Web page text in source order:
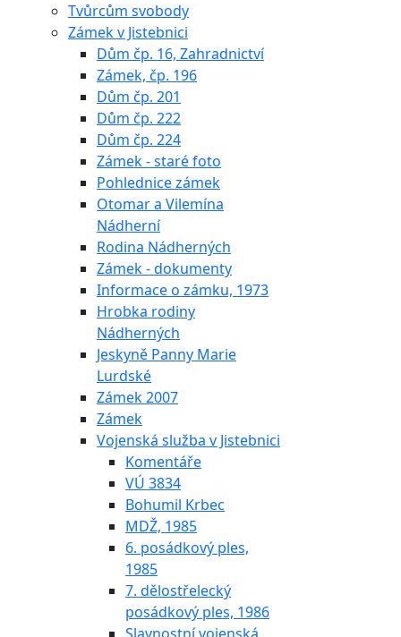
Tvůrcům svobody
Zámek v Jistebnici
Dům čp. 16, Zahradnictví
Zámek, čp. 196
Dům čp. 201
Dům čp. 222
Dům čp. 224
Zámek - staré foto
Pohlednice zámek
Otomar a Vilemína
Nádherní
Rodina Nádherných
Zámek - dokumenty
Informace o zámku, 1973
Hrobka rodiny
Nádherných
Jeskyně Panny Marie
Lurdské
Zámek 2007
Zámek
Vojenská služba v Jistebnici
Komentáře
VÚ 3834
Bohumil Krbec
MDŽ, 1985
6. posádkový ples,
1985
7. dělostřelecký
posádkový ples, 1986